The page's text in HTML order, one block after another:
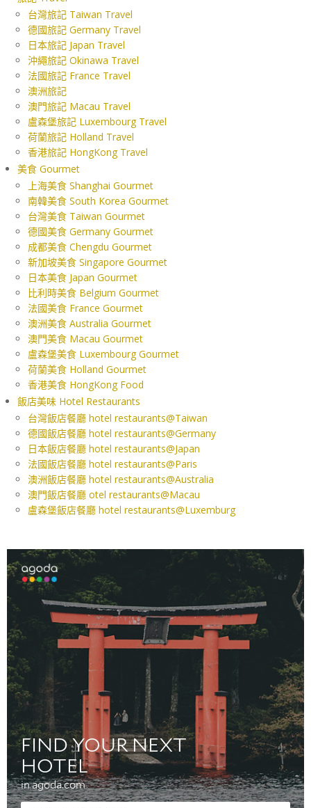
台灣旅記 Taiwan Travel
德國旅記 Germany Travel
日本旅記 Japan Travel
沖繩旅記 Okinawa Travel
法國旅記 France Travel
澳洲旅記
澳門旅記 Macau Travel
盧森堡旅記 Luxembourg Travel
荷蘭旅記 Holland Travel
香港旅記 HongKong Travel
美食 Gourmet
上海美食 Shanghai Gourmet
南韓美食 South Korea Gourmet
台灣美食 Taiwan Gourmet
德國美食 Germany Gourmet
成都美食 Chengdu Gourmet
新加坡美食 Singapore Gourmet
日本美食 Japan Gourmet
比利時美食 Belgium Gourmet
法國美食 France Gourmet
澳洲美食 Australia Gourmet
澳門美食 Macau Gourmet
盧森堡美食 Luxembourg Gourmet
荷蘭美食 Holland Gourmet
香港美食 HongKong Food
飯店美味 Hotel Restaurants
台灣飯店餐廳 hotel restaurants@Taiwan
德國飯店餐廳 hotel restaurants@Germany
日本飯店餐廳 hotel restaurants@Japan
法國飯店餐廳 hotel restaurants@Paris
澳洲飯店餐廳 hotel restaurants@Australia
澳門飯店餐廳 otel restaurants@Macau
盧森堡飯店餐廳 hotel restaurants@Luxemburg